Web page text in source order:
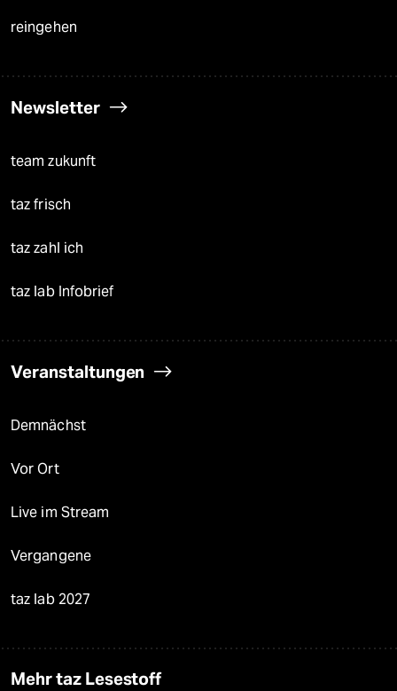
reingehen
Newsletter
team zukunft
taz frisch
taz zahl ich
taz lab Infobrief
Veranstaltungen
Demnächst
Vor Ort
Live im Stream
Vergangene
taz lab 2027
Mehr taz Lesestoff